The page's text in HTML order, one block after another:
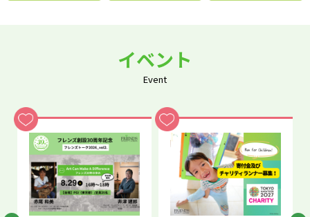
イベント
Event